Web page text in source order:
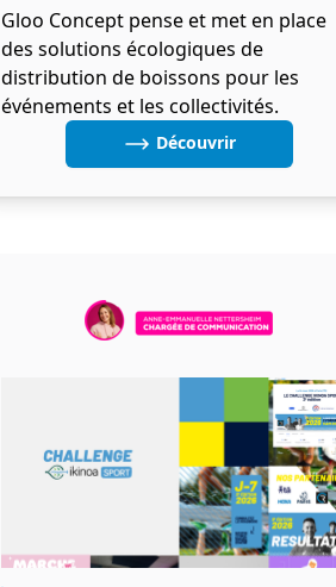
Gloo Concept pense et met en place
des solutions écologiques de
distribution de boissons pour les
événements et les collectivités.
Découvrir